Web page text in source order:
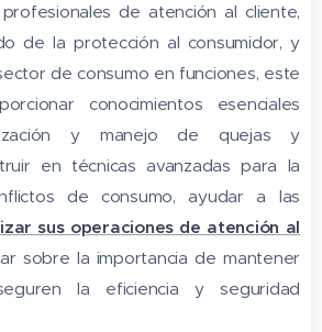
de atención al cliente,
de la protección al consumidor, y
de consumo en funciones, este
conocimientos esenciales
y manejo de quejas y
en técnicas avanzadas para la
de consumo, ayudar a las
sus operaciones de atención al
sobre la importancia de mantener
la eficiencia y seguridad